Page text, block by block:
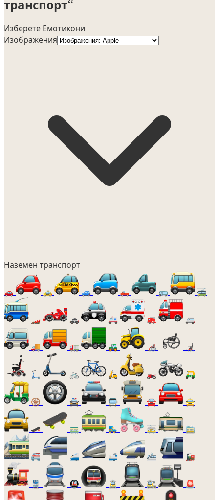
транспорт“
Изберете Емотикони
Изображения
Наземен транспорт
🚗 🚕 🚙 🛻 🚌 🚎
🏎️ 🚓 🚑 🚒 🚐
🚚 🚛 🚜 🦽 🦼
🛴 🚲 🛵 🏍️ 🛺
🛞 🚔 🚍 🚘 🚖
🛹 🚃 🛼 🚋 🚞
🚝 🚄 🚅 🚈 🚂
🚆 🚇 🚊 🚉 🚨